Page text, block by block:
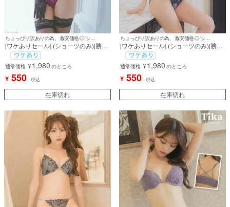
[ワケありセール] (ショーツのみ)[勝負
下着] エレガント3Dローズ刺繍脇高カ
ップブラジャー＆ショーツ2点セット
通常価格 ¥1,980のところ
¥ 550 税込
在庫切れ
[ワケありセール] (ショーツのみ)[勝負
下着] ビジューチャーム付きシアーチ
ュールフラワー刺繍脇高カップブラジ
ャー＆ショーツ2点セット
通常価格 ¥1,980のところ
¥ 550 税込
在庫切れ